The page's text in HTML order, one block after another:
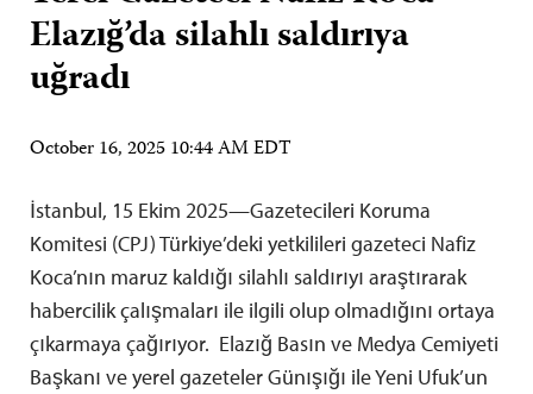
Elazığ’da silahlı saldırıya
uğradı
October 16, 2025 10:44 AM EDT
İstanbul, 15 Ekim 2025—Gazetecileri Koruma
Komitesi (CPJ) Türkiye’deki yetkilileri gazeteci Nafiz
Koca’nın maruz kaldığı silahlı saldırıyı araştırarak
habercilik çalışmaları ile ilgili olup olmadığını ortaya
çıkarmaya çağırıyor. Elazığ Basın ve Medya Cemiyeti
Başkanı ve yerel gazeteler Günışığı ile Yeni Ufuk’un